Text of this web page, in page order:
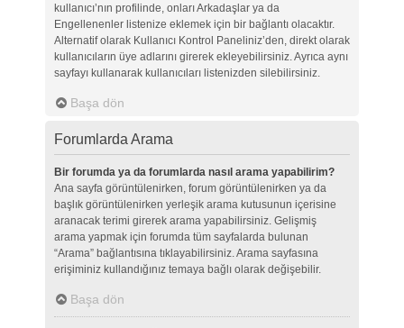
kullanıcı’nın profilinde, onları Arkadaşlar ya da
Engellenenler listenize eklemek için bir bağlantı olacaktır.
Alternatif olarak Kullanıcı Kontrol Paneliniz’den, direkt olarak
kullanıcıların üye adlarını girerek ekleyebilirsiniz. Ayrıca aynı
sayfayı kullanarak kullanıcıları listenizden silebilirsiniz.
Başa dön
Forumlarda Arama
Bir forumda ya da forumlarda nasıl arama yapabilirim?
Ana sayfa görüntülenirken, forum görüntülenirken ya da
başlık görüntülenirken yerleşik arama kutusunun içerisine
aranacak terimi girerek arama yapabilirsiniz. Gelişmiş
arama yapmak için forumda tüm sayfalarda bulunan
“Arama” bağlantısına tıklayabilirsiniz. Arama sayfasına
erişiminiz kullandığınız temaya bağlı olarak değişebilir.
Başa dön